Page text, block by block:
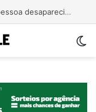
AMAT cobra apoio federal para rotas alternativas e travessia entre Muçum e Encantado